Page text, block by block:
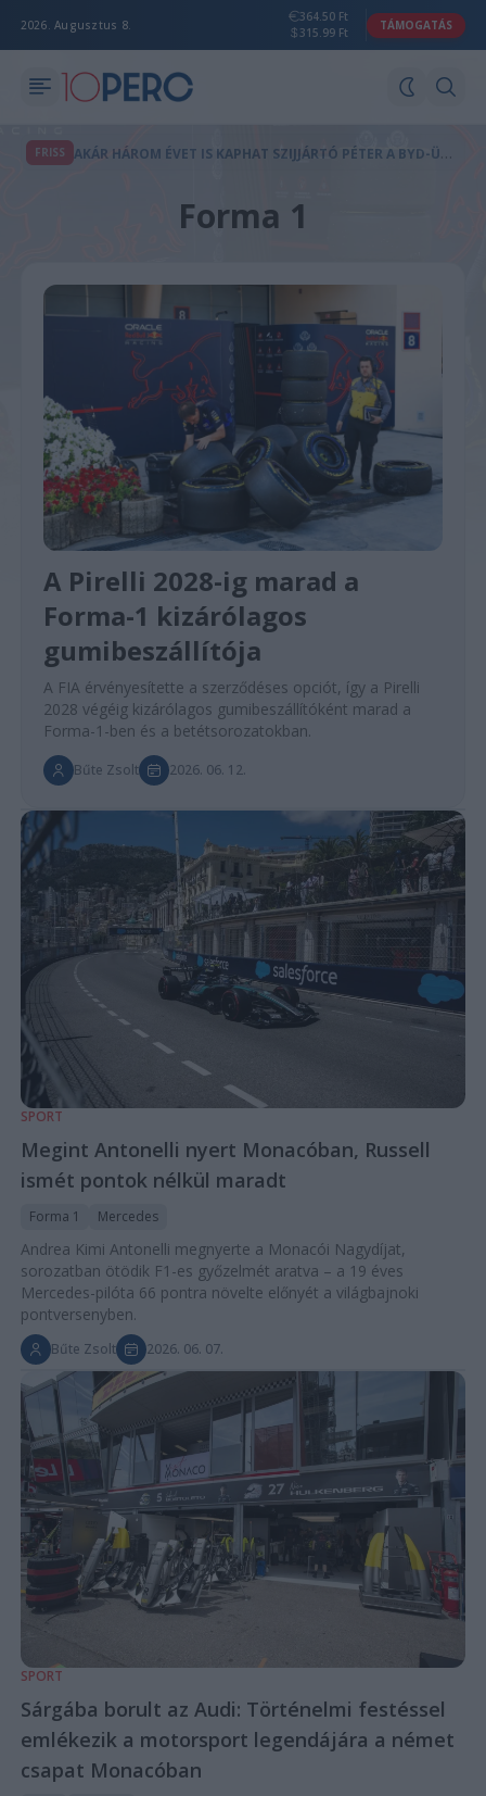
2026. Augusztus 8.
364.50 Ft
315.99 Ft
TÁMOGATÁS
FRISS A
KÁR HÁROM ÉVET IS KAPHAT SZIJJÁRTÓ PÉTER A BYD-ÜGY MIATT
Forma 1
A Pirelli 2028-ig marad a
Forma-1 kizárólagos
gumibeszállítója
A FIA érvényesítette a szerződéses opciót, így a Pirelli
2028 végéig kizárólagos gumibeszállítóként marad a
Forma-1-ben és a betétsorozatokban.
Bűte Zsolt 2026. 06. 12.
SPORT
Megint Antonelli nyert Monacóban, Russell
ismét pontok nélkül maradt
Forma 1 Mercedes
Andrea Kimi Antonelli megnyerte a Monacói Nagydíjat,
sorozatban ötödik F1-es győzelmét aratva – a 19 éves
Mercedes-pilóta 66 pontra növelte előnyét a világbajnoki
pontversenyben.
Bűte Zsolt 2026. 06. 07.
SPORT
Sárgába borult az Audi: Történelmi festéssel
emlékezik a motorsport legendájára a német
csapat Monacóban